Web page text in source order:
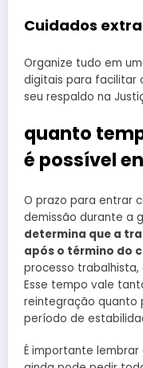
Cuidados
Organize tudo em
digitais para facilitar
seu respaldo na
quanto
é possível
O prazo para entrar
demissão durante a
determina que a
após o término do
processo trabalhista,
Esse tempo vale
reintegração quanto
período de
É importante